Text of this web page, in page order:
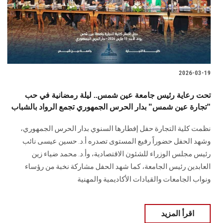
2026-03-19
تحت رعاية رئيس جامعة عين شمس.. ليلة رمضانية في حب
"تجارة عين شمس" بدار الحرس الجمهوري تجمع الرواد بالشباب
نظمت كلية التجارة حفل إفطارها السنوي بدار الحرس الجمهوري،
وشهد الحفل حضوراً رفيع المستوى تصدره أ.د. حسين عيسى نائب
رئيس مجلس الوزراء للشئون الاقتصادية، وأ.د. محمد ضياء زين
العابدين رئيس الجامعة، كما شهد الحفل مشاركة نخبة من رؤساء
ونواب الجامعات والقيادات الأكاديمية والمهنية
اقرأ المزيد